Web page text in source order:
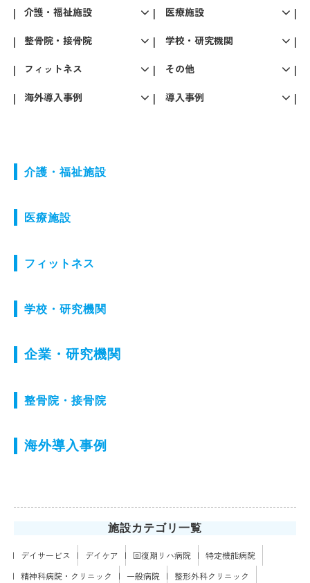
介護・福祉施設 医療施設
整骨院・接骨院 学校・研究機関
フィットネス その他
海外導入事例 導入事例
介護・福祉施設
医療施設
フィットネス
学校・研究機関
企業・研究機関
整骨院・接骨院
海外導入事例
施設カテゴリ一覧
デイサービス デイケア 回復期リハ病院
特定機能病院
精神科病院・クリニック
一般病院
整形外科クリニック